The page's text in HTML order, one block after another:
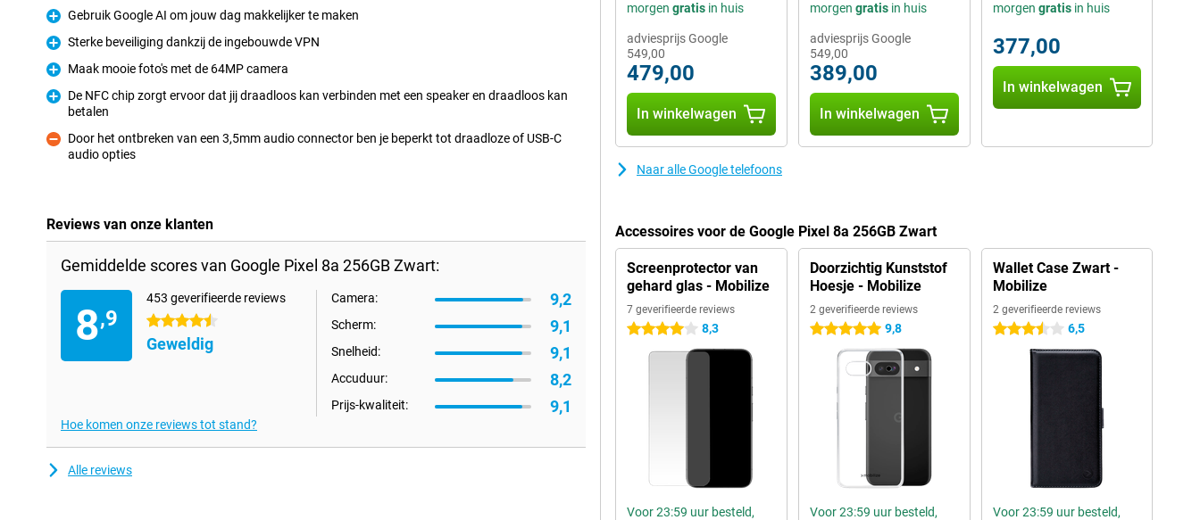
Pluspunt
Gebruik Google AI om jouw dag makkelijker te maken
Pluspunt
Sterke beveiliging dankzij de ingebouwde VPN
Pluspunt
Maak mooie foto's met de 64MP camera
Pluspunt
De NFC chip zorgt ervoor dat jij draadloos kan verbinden met een speaker en draadloos kan
betalen
Minpunt
Door het ontbreken van een 3,5mm audio connector ben je beperkt tot draadloze of USB-C
audio opties
Reviews van onze klanten
Gemiddelde scores van Google Pixel 8a 256GB Zwart:
8,9
453 geverifieerde reviews
4.5 sterren
Geweldig
Camera: 9,2
Scherm: 9,1
Snelheid: 9,1
Accuduur: 8,2
Prijs-kwaliteit: 9,1
Hoe komen onze reviews tot stand?
Alle reviews
morgen gratis in huis
549,00
adviesprijs Google
479,00
In winkelwagen
morgen gratisin huis
549,00
adviesprijs Google
389,00
In winkelwagen
morgen gratisin huis
377,00
In winkelwagen
Naar alle Google telefoons
Accessoires voor de Google Pixel 8a 256GB Zwart
Screenprotector van
gehard glas - Mobilize
7 geverifieerde reviews
4 sterren 8,3
Voor 23:59 uur besteld,
Doorzichtig Kunststof
Hoesje - Mobilize
2 geverifieerde reviews
5 sterren 9,8
Voor 23:59 uur besteld,
Wallet Case Zwart -
Mobilize
2 geverifieerde reviews
3.5 sterren 6,5
Voor 23:59 uur besteld,